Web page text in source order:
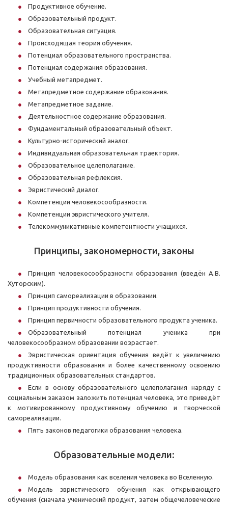
Продуктивное обучение.
Образовательный продукт.
Образовательная ситуация.
Происходящая теория обучения.
Потенциал образовательного пространства.
Потенциал содержания образования.
Учебный метапредмет.
Метапредметное содержание образования.
Метапредметное задание.
Деятельностное содержание образования.
Фундаментальный образовательный объект.
Культурно-исторический аналог.
Индивидуальная образовательная траектория.
Образовательное целеполагание.
Образовательная рефлексия.
Эвристический диалог.
Компетенции человекосообразности.
Компетенции эвристического учителя.
Телекоммуникативные компетентности учащихся.
Принципы, закономерности, законы
Принцип человекосообразности образования (введён А.В.
Хуторским).
Принцип самореализации в образовании.
Принцип продуктивности обучения.
Принцип первичности образовательного продукта ученика.
Образовательный потенциал ученика при
человекосообразном образовании возрастает.
Эвристическая ориентация обучения ведёт к увеличению
продуктивности образования и более качественному освоению
традиционных образовательных стандартов.
Если в основу образовательного целеполагания наряду с
социальным заказом заложить потенциал человека, это приведёт
к мотивированному продуктивному обучению и творческой
самореализации.
Пять законов педагогики образования человека.
Образовательные модели:
Модель образования как вселения человека во Вселенную.
Модель эвристического обучения как открывающего
обучения (сначала ученический продукт, затем общечеловеческие